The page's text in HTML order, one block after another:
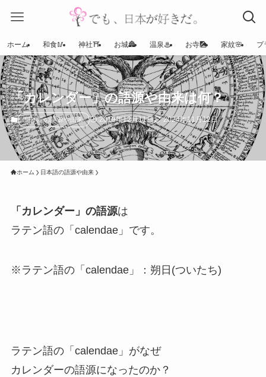
ホーム 和食🥢 神社⛩ お城🏯 温泉♨ お寺🎑 家紋🌸 プ
「カレンダー」の語源や由来は何？
日本語の語源や由来 2019年12月11日 2024年11月12日
ホーム 日本語の語源や由来
「カレンダー」の語源は
ラテン語の「calendae」です。
※ラテン語の「calendae」：朔日(ついたち)
ラテン語の「calendae」がなぜ
カレンダーの語源になったのか？